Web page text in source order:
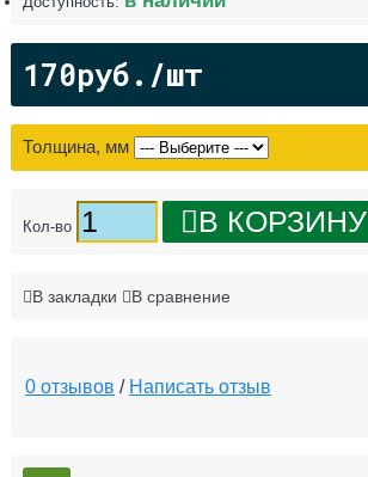
170руб./шт
Толщина, мм
Кол-во В КОРЗИНУ
В закладки В сравнение
0 отзывов / Написать отзыв